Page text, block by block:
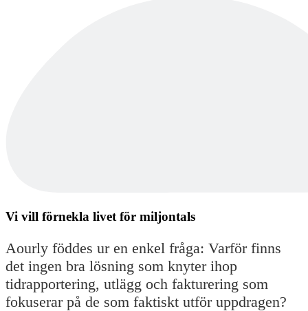
Vi vill förnekla livet för miljontals
Aourly föddes ur en enkel fråga: Varför finns
det ingen bra lösning som knyter ihop
tidrapportering, utlägg och fakturering som
fokuserar på de som faktiskt utför uppdragen?